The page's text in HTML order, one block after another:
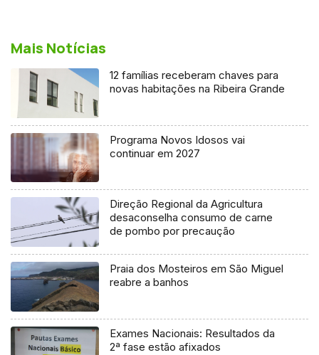
Mais Notícias
12 famílias receberam chaves para
novas habitações na Ribeira Grande
Programa Novos Idosos vai
continuar em 2027
Direção Regional da Agricultura
desaconselha consumo de carne
de pombo por precaução
Praia dos Mosteiros em São Miguel
reabre a banhos
Exames Nacionais: Resultados da
2ª fase estão afixados